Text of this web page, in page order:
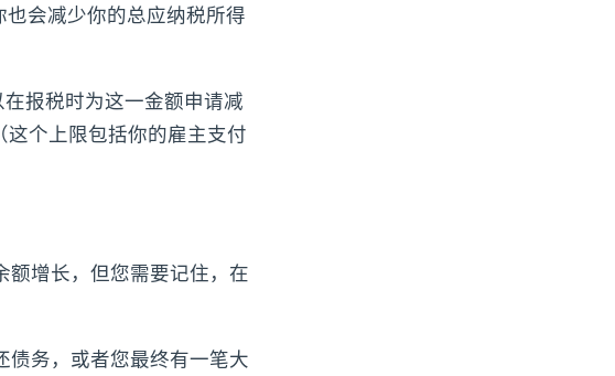
会减少你的总应纳税所得
报税时为这一金额申请减
个上限包括你的雇主支付
额增长，但您需要记住，在
债务，或者您最终有一笔大